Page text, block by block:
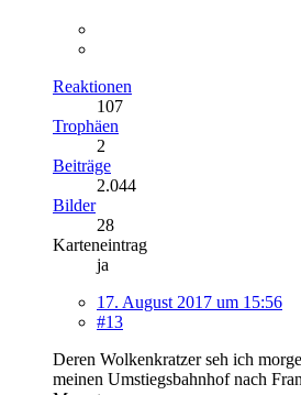
Reaktionen
107
Trophäen
2
Beiträge
2.044
Bilder
28
Karteneintrag
ja
17. August 2017 um 15:56
#13
Deren Wolkenkratzer seh ich
meinen Umstiegsbahnhof nach